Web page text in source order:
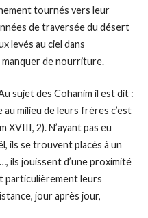
tournés vers leur
de traversée du désert
levés au ciel dans
manquer de nourriture.
sujet des Cohanim il est dit :
au milieu de leurs frères c’est
XVIII, 2). N’ayant pas eu
ils se trouvent placés à un
ils jouissent d’une proximité
particulièrement leurs
jour après jour,